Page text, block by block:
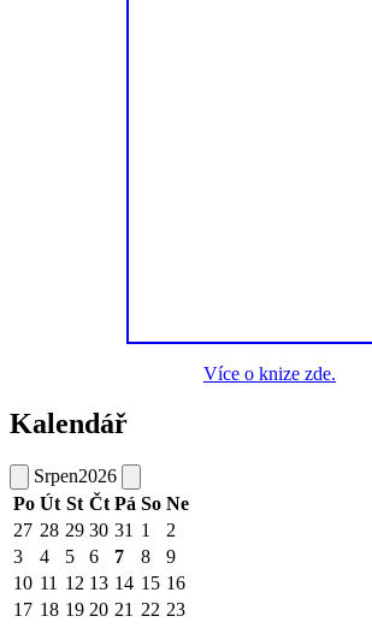
Více o knize zde.
Kalendář
Srpen2026
Po Út St Čt Pá So Ne
27 28 29 30 31 1
2
3
4 5 6 7 8
9
10 11 12 13 14 15 16
17 18 19 20 21 22 23